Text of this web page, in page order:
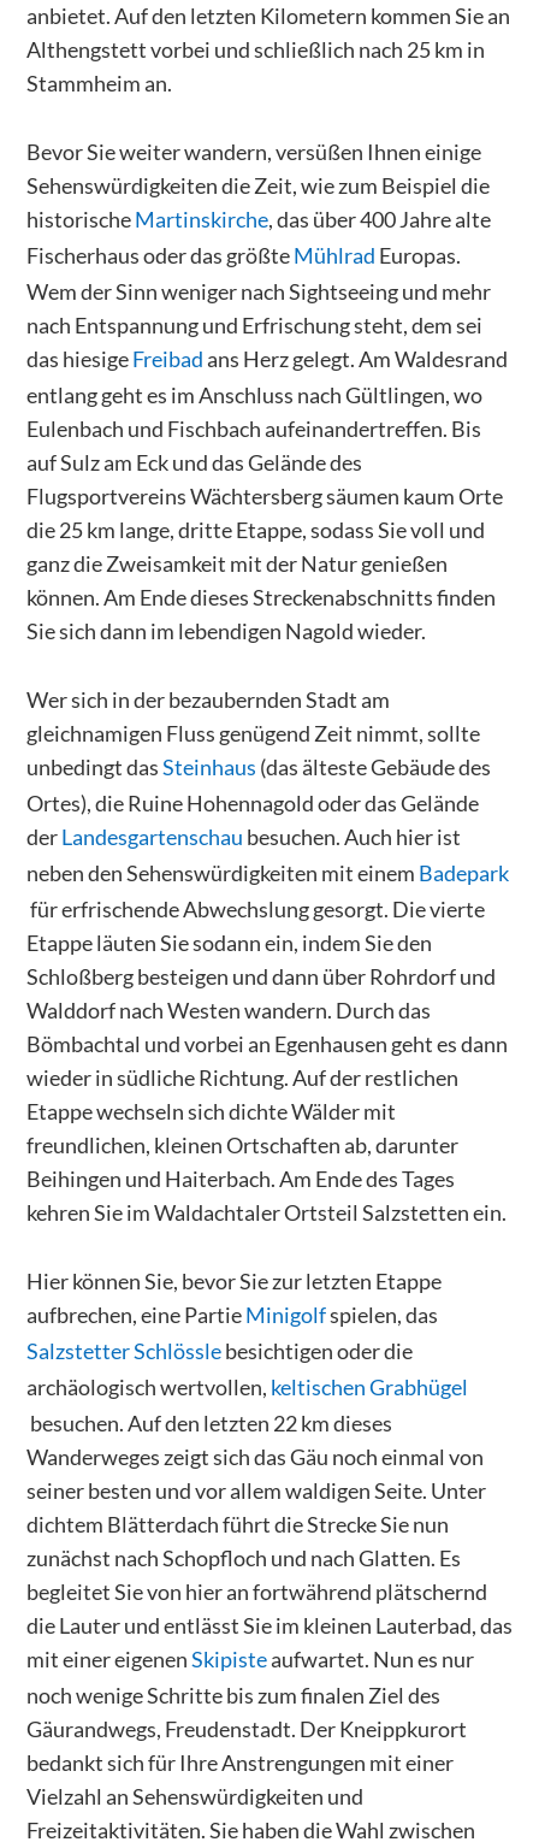
anbietet. Auf den letzten Kilometern kommen Sie an
Althengstett vorbei und schließlich nach 25 km in
Stammheim an.
Bevor Sie weiter wandern, versüßen Ihnen einige
Sehenswürdigkeiten die Zeit, wie zum Beispiel die
historischeMartinskirche, das über 400 Jahre alte
Fischerhaus oder das größteMühlrad Europas.
Wem der Sinn weniger nach Sightseeing und mehr
nach Entspannung und Erfrischung steht, dem sei
das hiesigeFreibadans Herz gelegt. Am Waldesrand
entlang geht es im Anschluss nach Gültlingen, wo
Eulenbach und Fischbach aufeinandertreffen. Bis
auf Sulz am Eck und das Gelände des
Flugsportvereins Wächtersberg säumen kaum Orte
die 25 km lange, dritte Etappe, sodass Sie voll und
ganz die Zweisamkeit mit der Natur genießen
können. Am Ende dieses Streckenabschnitts finden
Sie sich dann im lebendigen Nagold wieder.
Wer sich in der bezaubernden Stadt am
gleichnamigen Fluss genügend Zeit nimmt, sollte
unbedingt dasSteinhaus (das älteste Gebäude des
Ortes), die Ruine Hohennagold oder das Gelände
derLandesgartenschau besuchen. Auch hier ist
neben den Sehenswürdigkeiten mit einem Badepark
für erfrischende Abwechslung gesorgt. Die vierte
Etappe läuten Sie sodann ein, indem Sie den
Schloßberg besteigen und dann über Rohrdorf und
Walddorf nach Westen wandern. Durch das
Bömbachtal und vorbei an Egenhausen geht es dann
wieder in südliche Richtung. Auf der restlichen
Etappe wechseln sich dichte Wälder mit
freundlichen, kleinen Ortschaften ab, darunter
Beihingen und Haiterbach. Am Ende des Tages
kehren Sie im Waldachtaler Ortsteil Salzstetten ein.
Hier können Sie, bevor Sie zur letzten Etappe
aufbrechen, eine PartieMinigolfspielen, das
Salzstetter Schlösslebesichtigen oder die
archäologisch wertvollen, keltischen Grabhügel
besuchen. Auf den letzten 22 km dieses
Wanderweges zeigt sich das Gäu noch einmal von
seiner besten und vor allem waldigen Seite. Unter
dichtem Blätterdach führt die Strecke Sie nun
zunächst nach Schopfloch und nach Glatten. Es
begleitet Sie von hier an fortwährend plätschernd
die Lauter und entlässt Sie im kleinen Lauterbad, das
mit einer eigenenSkipisteaufwartet. Nun es nur
noch wenige Schritte bis zum finalen Ziel des
Gäurandwegs, Freudenstadt. Der Kneippkurort
bedankt sich für Ihre Anstrengungen mit einer
Vielzahl an Sehenswürdigkeiten und
Freizeitaktivitäten. Sie haben die Wahl zwischen